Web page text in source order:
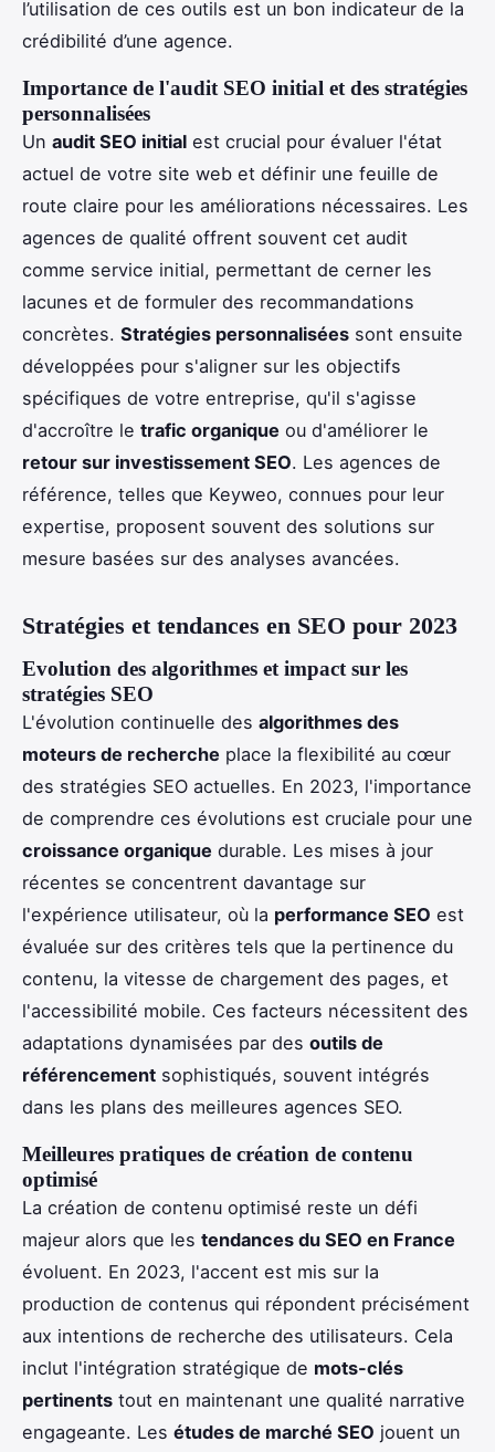
l’utilisation de ces outils est un bon indicateur de la
crédibilité d’une agence.
Importance de l'audit SEO initial et des stratégies
personnalisées
Un audit SEO initial est crucial pour évaluer l'état
actuel de votre site web et définir une feuille de
route claire pour les améliorations nécessaires. Les
agences de qualité offrent souvent cet audit
comme service initial, permettant de cerner les
lacunes et de formuler des recommandations
concrètes. Stratégies personnalisées sont ensuite
développées pour s'aligner sur les objectifs
spécifiques de votre entreprise, qu'il s'agisse
d'accroître le trafic organique ou d'améliorer le
retour sur investissement SEO. Les agences de
référence, telles que Keyweo, connues pour leur
expertise, proposent souvent des solutions sur
mesure basées sur des analyses avancées.
Stratégies et tendances en SEO pour 2023
Evolution des algorithmes et impact sur les
stratégies SEO
L'évolution continuelle des algorithmes des
moteurs de recherche place la flexibilité au cœur
des stratégies SEO actuelles. En 2023, l'importance
de comprendre ces évolutions est cruciale pour une
croissance organique durable. Les mises à jour
récentes se concentrent davantage sur
l'expérience utilisateur, où la performance SEO est
évaluée sur des critères tels que la pertinence du
contenu, la vitesse de chargement des pages, et
l'accessibilité mobile. Ces facteurs nécessitent des
adaptations dynamisées par des outils de
référencement sophistiqués, souvent intégrés
dans les plans des meilleures agences SEO.
Meilleures pratiques de création de contenu
optimisé
La création de contenu optimisé reste un défi
majeur alors que les tendances du SEO en France
évoluent. En 2023, l'accent est mis sur la
production de contenus qui répondent précisément
aux intentions de recherche des utilisateurs. Cela
inclut l'intégration stratégique de mots-clés
pertinents tout en maintenant une qualité narrative
engageante. Les études de marché SEO jouent un